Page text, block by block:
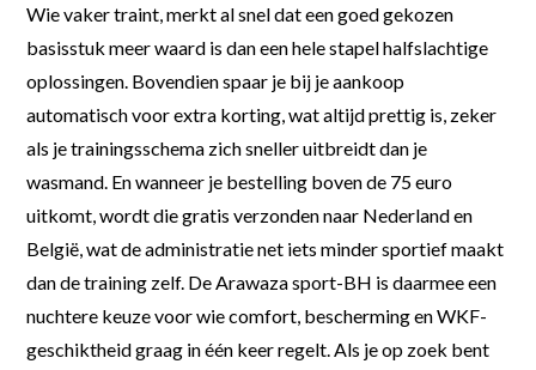
Wie vaker traint, merkt al snel dat een goed gekozen
basisstuk meer waard is dan een hele stapel halfslachtige
oplossingen. Bovendien spaar je bij je aankoop
automatisch voor extra korting, wat altijd prettig is, zeker
als je trainingsschema zich sneller uitbreidt dan je
wasmand. En wanneer je bestelling boven de 75 euro
uitkomt, wordt die gratis verzonden naar Nederland en
België, wat de administratie net iets minder sportief maakt
dan de training zelf. De Arawaza sport-BH is daarmee een
nuchtere keuze voor wie comfort, bescherming en WKF-
geschiktheid graag in één keer regelt. Als je op zoek bent